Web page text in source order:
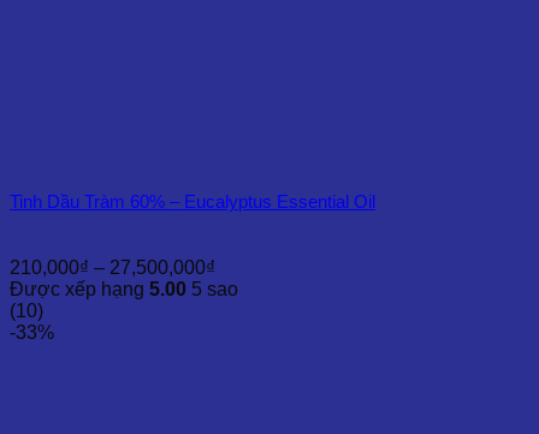
Tinh Dầu Tràm 60% – Eucalyptus Essential Oil
210,000₫ – 27,500,000₫
giá:
Được xếp hạng 5.00 5 sao
(10)
-33%